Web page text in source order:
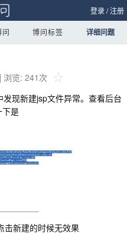
登录/注册
博问标签 详细问题
浏览: 241次
现新建jsp文件异常。查看后台
下是
击新建的时候无效果